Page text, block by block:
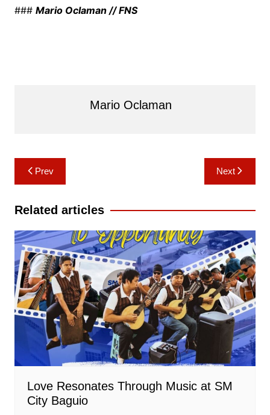
### Mario Oclaman // FNS
Mario Oclaman
Post
navigation
Prev Next
Related articles
Love Resonates Through Music at SM
City Baguio